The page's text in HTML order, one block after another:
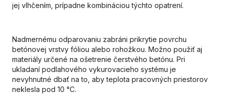
jej vlhčením, prípadne kombináciou týchto opatrení.
Nadmernému odparovaniu zabráni prikrytie povrchu
betónovej vrstvy fóliou alebo rohožkou. Možno použiť aj
materiály určené na ošetrenie čerstvého betónu. Pri
ukladaní podlahového vykurovacieho systému je
nevyhnutné dbať na to, aby teplota pracovných priestorov
neklesla pod 10 °C.